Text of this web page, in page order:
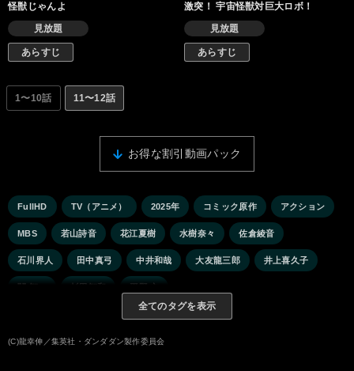
怪獣じゃんよ
見放題
あらすじ
激突！ 宇宙怪獣対巨大ロボ！
見放題
あらすじ
1〜10話 11〜12話
お得な割引動画パック
FullHD TV（アニメ） 2025年 コミック原作 アクション
MBS 若山詩音 花江夏樹 水樹奈々 佐倉綾音
石川界人 田中真弓 中井和哉 大友龍三郎 井上喜久子
関 智一 杉田智和 平野 文
全てのタグを表示
(C)龍幸伸／集英社・ダンダダン製作委員会